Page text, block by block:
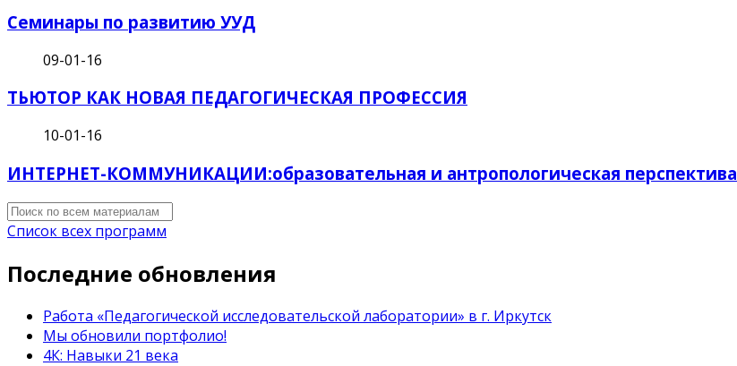
Семинары по развитию УУД
09-01-16
ТЬЮТОР КАК НОВАЯ ПЕДАГОГИЧЕСКАЯ ПРОФЕССИЯ
10-01-16
ИНТЕРНЕТ-КОММУНИКАЦИИ:образовательная и антропологическая перспектива
Список всех программ
Последние обновления
Работа «Педагогической исследовательской лаборатории» в г. Иркутск
Мы обновили портфолио!
4К: Навыки 21 века